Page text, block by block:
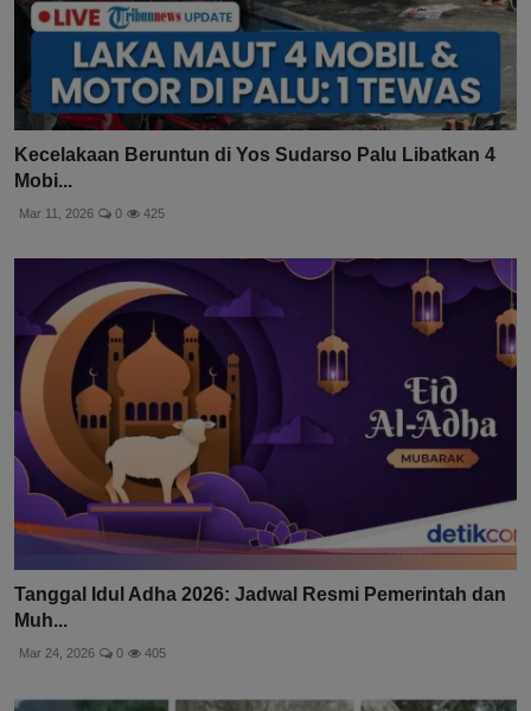
Kecelakaan Beruntun di Yos Sudarso Palu Libatkan 4
Mobi...
Mar 11, 2026 0 425
Tanggal Idul Adha 2026: Jadwal Resmi Pemerintah dan
Muh...
Mar 24, 2026 0 405